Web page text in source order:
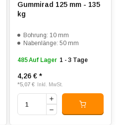
Gummirad 125 mm - 135
kg
Bohrung: 10 mm
Nabenlänge: 50 mm
485 Auf Lager 1 - 3 Tage
4,26 € *
*5,07 € Inkl. MwSt.